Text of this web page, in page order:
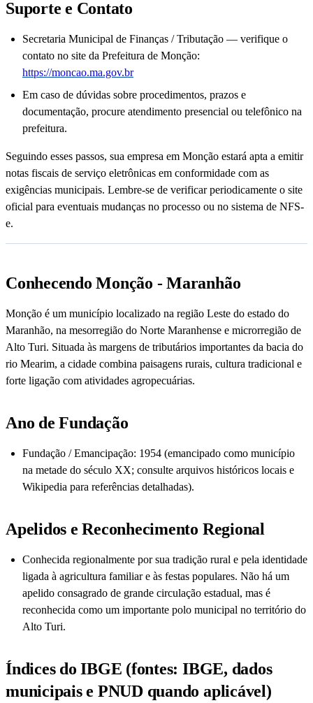
Suporte e Contato
Secretaria Municipal de Finanças / Tributação — verifique o
contato no site da Prefeitura de Monção:
https://moncao.ma.gov.br
Em caso de dúvidas sobre procedimentos, prazos e
documentação, procure atendimento presencial ou telefônico na
prefeitura.
Seguindo esses passos, sua empresa em Monção estará apta a emitir
notas fiscais de serviço eletrônicas em conformidade com as
exigências municipais. Lembre-se de verificar periodicamente o site
oficial para eventuais mudanças no processo ou no sistema de NFS-
e.
Conhecendo Monção - Maranhão
Monção é um município localizado na região Leste do estado do
Maranhão, na mesorregião do Norte Maranhense e microrregião de
Alto Turi. Situada às margens de tributários importantes da bacia do
rio Mearim, a cidade combina paisagens rurais, cultura tradicional e
forte ligação com atividades agropecuárias.
Ano de Fundação
Fundação / Emancipação: 1954 (emancipado como município
na metade do século XX; consulte arquivos históricos locais e
Wikipedia para referências detalhadas).
Apelidos e Reconhecimento Regional
Conhecida regionalmente por sua tradição rural e pela identidade
ligada à agricultura familiar e às festas populares. Não há um
apelido consagrado de grande circulação estadual, mas é
reconhecida como um importante polo municipal no território do
Alto Turi.
Índices do IBGE (fontes: IBGE, dados
municipais e PNUD quando aplicável)